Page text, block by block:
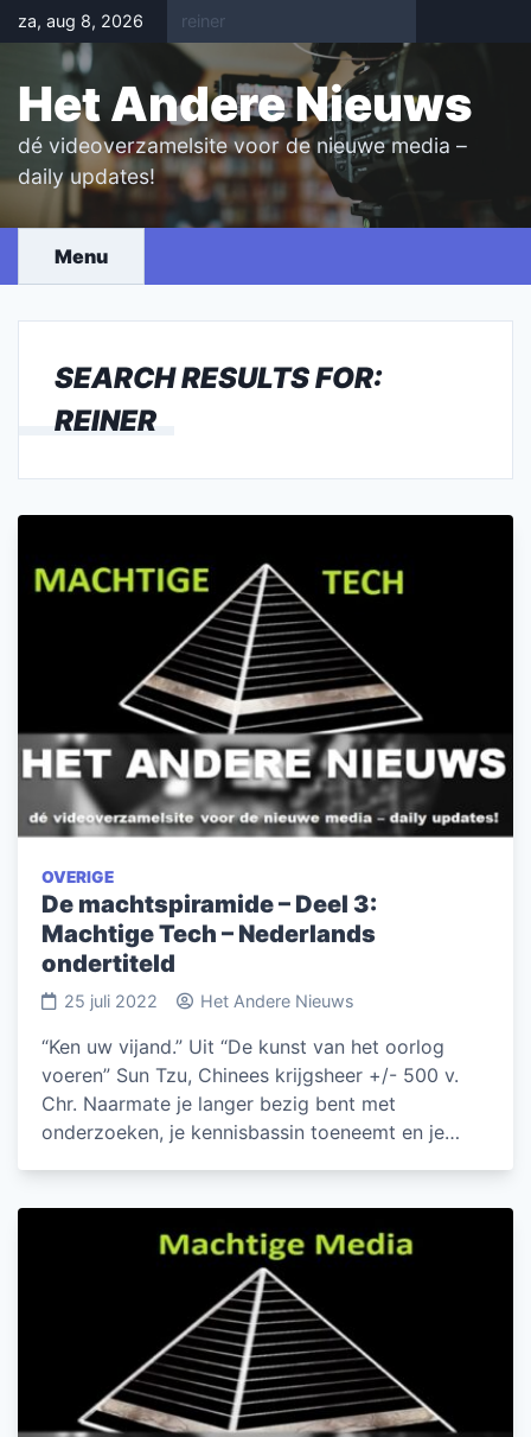
Skip
to
content
za, aug 8, 2026
Het Andere Nieuws
dé videoverzamelsite voor de nieuwe media –
daily updates!
Menu
SEARCH RESULTS FOR:
REINER
OVERIGE
De machtspiramide – Deel 3:
Machtige Tech – Nederlands
ondertiteld
25 juli 2022 Het Andere Nieuws
“Ken uw vijand.” Uit “De kunst van het oorlog
voeren” Sun Tzu, Chinees krijgsheer +/- 500 v.
Chr. Naarmate je langer bezig bent met
onderzoeken, je kennisbassin toeneemt en je…